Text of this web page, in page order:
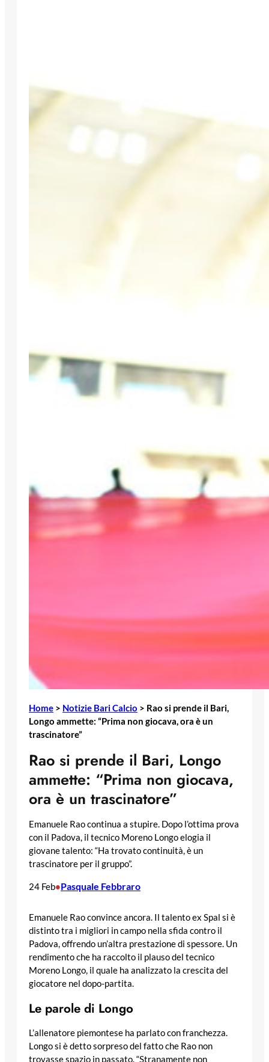
Home > Notizie Bari Calcio > Rao si prende il Bari,
Longo ammette: “Prima non giocava, ora è un
trascinatore”
Rao si prende il Bari, Longo
ammette: “Prima non giocava,
ora è un trascinatore”
Emanuele Rao continua a stupire. Dopo l’ottima prova
con il Padova, il tecnico Moreno Longo elogia il
giovane talento: “Ha trovato continuità, è un
trascinatore per il gruppo”.
24 Feb•Pasquale Febbraro
Emanuele Rao convince ancora. Il talento ex Spal si è
distinto tra i migliori in campo nella sfida contro il
Padova, offrendo un’altra prestazione di spessore. Un
rendimento che ha raccolto il plauso del tecnico
Moreno Longo, il quale ha analizzato la crescita del
giocatore nel dopo-partita.
Le parole di Longo
L’allenatore piemontese ha parlato con franchezza.
Longo si è detto sorpreso del fatto che Rao non
trovasse spazio in passato. “Stranamente non